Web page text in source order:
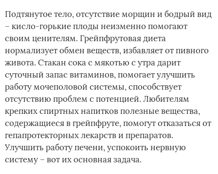
Подтянутое тело, отсутствие морщин и бодрый вид
– кисло-горькие плоды неизменно помогают
своим ценителям. Грейпфрутовая диета
нормализует обмен веществ, избавляет от пивного
живота. Стакан сока с мякотью с утра дарит
суточный запас витаминов, помогает улучшить
работу мочеполовой системы, способствует
отсутствию проблем с потенцией. Любителям
крепких спиртных напитков полезные вещества,
содержащиеся в грейпфруте, помогут отказаться от
гепапротекторных лекарств и препаратов.
Улучшить работу печени, успокоить нервную
систему – вот их основная задача.